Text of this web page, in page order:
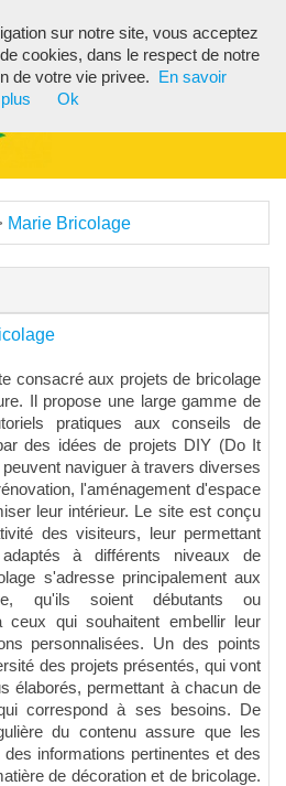
Marie Bricolage
consacré aux projets de bricolage
Il propose une large gamme de
pratiques aux conseils de
des idées de projets DIY (Do It
naviguer à travers diverses
l'aménagement d'espace
leur intérieur. Le site est conçu
des visiteurs, leur permettant
à différents niveaux de
s'adresse principalement aux
qu'ils soient débutants ou
ceux qui souhaitent embellir leur
personnalisées. Un des points
des projets présentés, qui vont
élaborés, permettant à chacun de
correspond à ses besoins. De
du contenu assure que les
informations pertinentes et des
de décoration et de bricolage.
sur notre site, vous acceptez
cookies, dans le respect de notre
de votre vie privee.
En savoir
plus
Ok